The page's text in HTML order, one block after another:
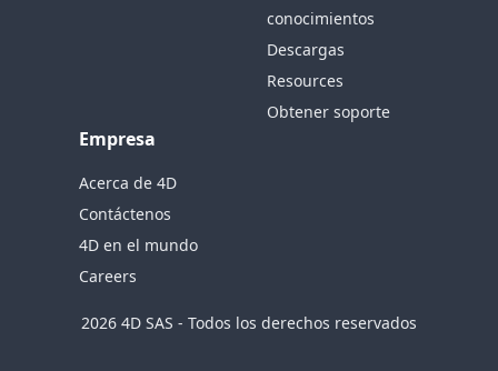
conocimientos
Descargas
Resources
Obtener soporte
Empresa
Acerca de 4D
Contáctenos
4D en el mundo
Careers
2026 4D SAS - Todos los derechos reservados